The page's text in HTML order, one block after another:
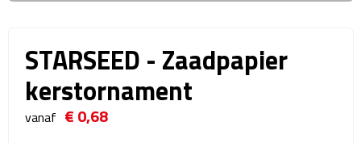
Reistassensets
Weekendtassen
STARSEED - Zaadpapier
kerstornament
vanaf € 0,68